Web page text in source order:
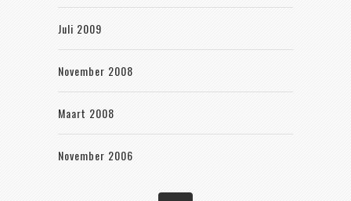
Juli 2009
November 2008
Maart 2008
November 2006